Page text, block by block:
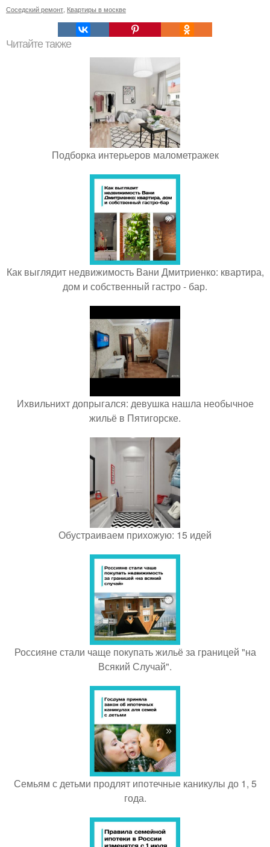
Соседский ремонт Квартиры в москве
Читайте также
Подборка интерьеров малометражек
Как выглядит недвижимость Вани Дмитриенко: квартира,
дом и собственный гастро - бар.
Ихвильнихт допрыгался: девушка нашла необычное
жильё в Пятигорске.
Обустраиваем прихожую: 15 идей
Россияне стали чаще покупать жильё за границей "на
Всякий Случай".
Семьям с детьми продлят ипотечные каникулы до 1, 5
года.